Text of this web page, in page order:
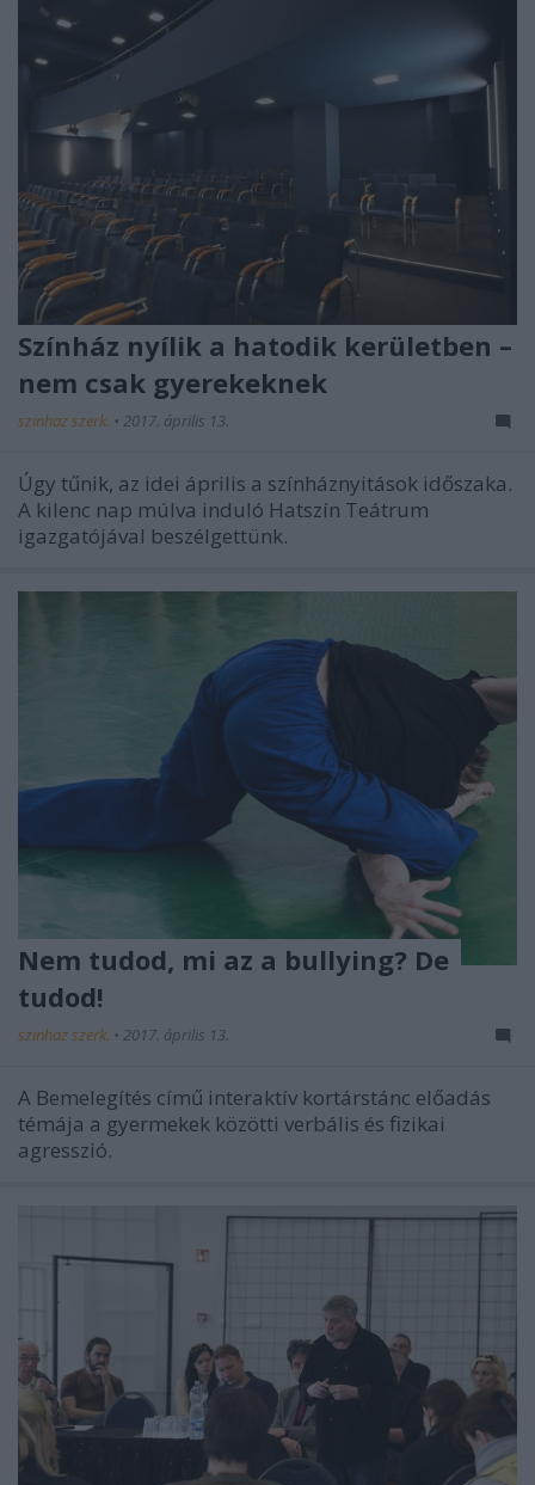
Színház nyílik a hatodik kerületben –
nem csak gyerekeknek
szinhaz szerk. • 2017. április 13.
Úgy tűnik, az idei április a színháznyitások időszaka.
A kilenc nap múlva induló Hatszín Teátrum
igazgatójával beszélgettünk.
Nem tudod, mi az a bullying? De
tudod!
szinhaz szerk. • 2017. április 13.
A Bemelegítés című interaktív kortárstánc előadás
témája a gyermekek közötti verbális és fizikai
agresszió.